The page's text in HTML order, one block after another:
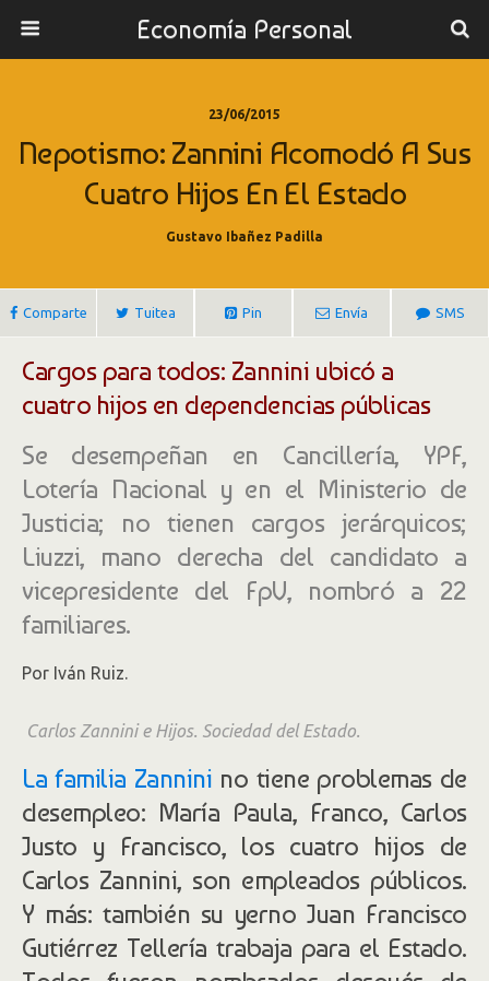
Economía Personal
23/06/2015
Nepotismo: Zannini Acomodó A Sus
Cuatro Hijos En El Estado
Gustavo Ibañez Padilla
Comparte Tuitea Pin Envía SMS
Cargos para todos: Zannini ubicó a
cuatro hijos en dependencias públicas
Se desempeñan en Cancillería, YPF,
Lotería Nacional y en el Ministerio de
Justicia; no tienen cargos jerárquicos;
Liuzzi, mano derecha del candidato a
vicepresidente del FpV, nombró a 22
familiares.
Por Iván Ruiz.
Carlos Zannini e Hijos. Sociedad del Estado.
La familia Zannini no tiene problemas de
desempleo: María Paula, Franco, Carlos
Justo y Francisco, los cuatro hijos de
Carlos Zannini, son empleados públicos.
Y más: también su yerno Juan Francisco
Gutiérrez Tellería trabaja para el Estado.